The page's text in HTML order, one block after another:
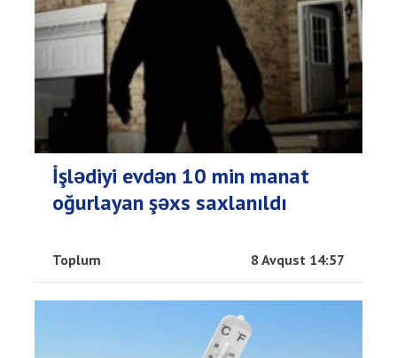
İşlədiyi evdən 10 min manat
oğurlayan şəxs saxlanıldı
Toplum 8 Avqust 14:57